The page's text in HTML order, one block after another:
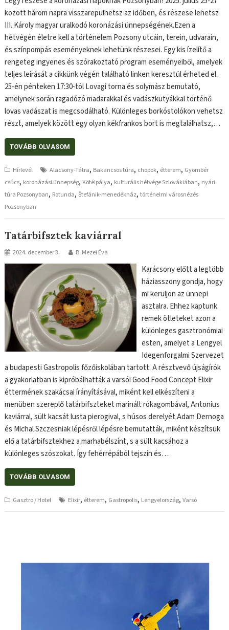
között három napra visszarepülhetsz az időben, és részese lehetsz
III. Károly magyar uralkodó koronázási ünnepségének.Ezen a
hétvégén életre kell a történelem Pozsony utcáin, terein, udvarain,
és színpompás eseményeknek lehetünk részesei. Egy kis ízelítő a
rengeteg ingyenes és szórakoztató program eseményeiből, amelyek
teljes leírását a cikkünk végén található linken keresztül érheted el.
25-én pénteken 17:30-tól Lovagi torna és solymász bemutató,
amelynek során ragadózó madarakkal és vadászkutyákkal történő
lovas vadászat is megcsodálható. Különleges borkóstolókon vehetsz
részt, amelyek között egy olyan kékfrankos bort is megtalálhatsz,…
TOVÁBB OLVASOM
Hírlevél Alacsony-Tátra, Bakancsos túra, chopok, étterem, Gyömbér
csúcs, koronázási ünnepség, Kötélpálya, kulturális hétvége Szlovákiában, nyári
túra Pozsonyban, Rotunda, Štefánik-menedékház,történelmi városnézés
Pozsonyban
Tatárbifsztek kaviárral
2024. december 3. B. Mezei Éva
Karácsony előtt a legtöbb
háziasszony gondja, hogy
mi kerüljön az ünnepi
asztalra. Ehhez kaptunk
remek ötleteket azon a
különleges gasztronómiai
esten, amelyet a Lengyel
Idegenforgalmi Szervezet
a budapesti Gastropolis főzőiskolában tartott. A résztvevő újságírók
a gyakorlatban is kipróbálhatták a varsói Good Food Concept Elixir
éttermének szakácsai írányításával, miként kell elkészíteni a
menüben szereplő tatárbifszteket marinált rókagombával, Antonius
kaviárral, sült kacsát lusta pierogival, s húsos derelyét.Adam Dernoga
és Michal Szczesniak lépésről lépésre bemutatták, miként készítsük
elő a tatárbifsztekhez a marhabélszínt, s a sült kacsához a
különleges szószokat. Így fehérrépából tejszín és…
TOVÁBB OLVASOM
Gasztro / Hotel Elixir, étterem, Gastropolis, Lengyelország,Varsó